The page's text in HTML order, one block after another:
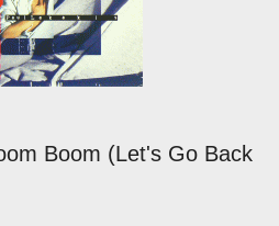
Boom (Let's Go Back